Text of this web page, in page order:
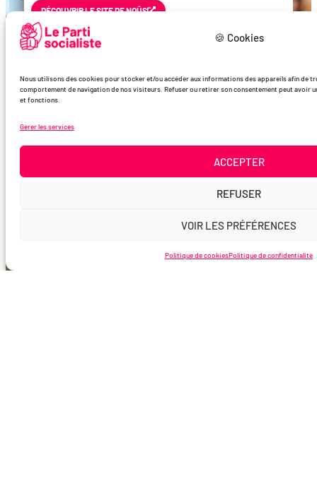
🍪 Cookies
Nous utilisons des cookies pour stocker et/ou accéder aux informations des appareils afin de
comportement de navigation de nos visiteurs. Refuser ou retirer son consentement peut avoir
et fonctions.
Gérer les services
ACCEPTER
REFUSER
VOIR LES PRÉFÉRENCES
Politique de cookiesPolitique de confidentialité
DÉCOU­VRIR LE SITE DE NOÛS